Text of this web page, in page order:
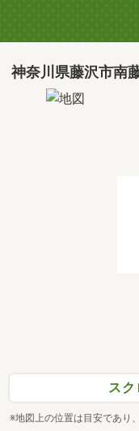
神奈川県藤沢市南
ス
※地図上の位置は目安であり